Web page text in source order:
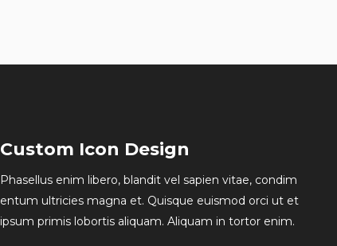
Custom Icon Design
Phasellus enim libero, blandit vel sapien vitae, condim
entum ultricies magna et. Quisque euismod orci ut et
ipsum primis lobortis aliquam. Aliquam in tortor enim.